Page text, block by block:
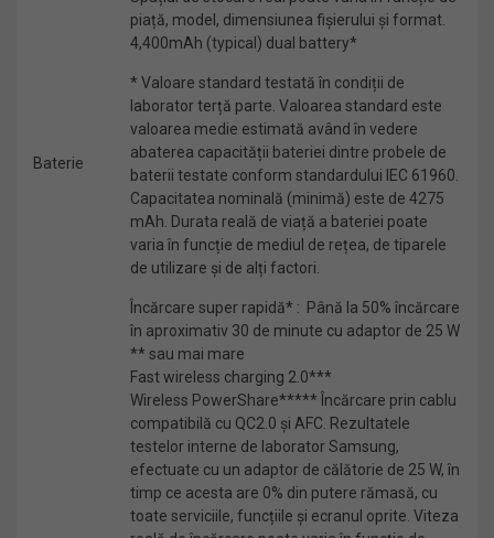
piață, model, dimensiunea fișierului și format.
Baterie
4,400mAh (typical) dual battery*
* Valoare standard testată în condiții de
laborator terță parte. Valoarea standard este
valoarea medie estimată având în vedere
abaterea capacității bateriei dintre probele de
baterii testate conform standardului IEC 61960.
Capacitatea nominală (minimă) este de 4275
mAh. Durata reală de viață a bateriei poate
varia în funcție de mediul de rețea, de tiparele
de utilizare și de alți factori.
Încărcare super rapidă* : Până la 50% încărcare
în aproximativ 30 de minute cu adaptor de 25 W
** sau mai mare
Fast wireless charging 2.0***
Wireless PowerShare***** Încărcare prin cablu
compatibilă cu QC2.0 și AFC. Rezultatele
testelor interne de laborator Samsung,
efectuate cu un adaptor de călătorie de 25 W, în
timp ce acesta are 0% din putere rămasă, cu
toate serviciile, funcțiile și ecranul oprite. Viteza